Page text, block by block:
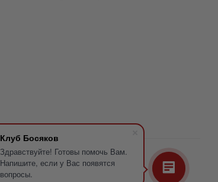
Клуб Босяков
Здравствуйте! Готовы помочь Вам.
Напишите, если у Вас появятся
вопросы.